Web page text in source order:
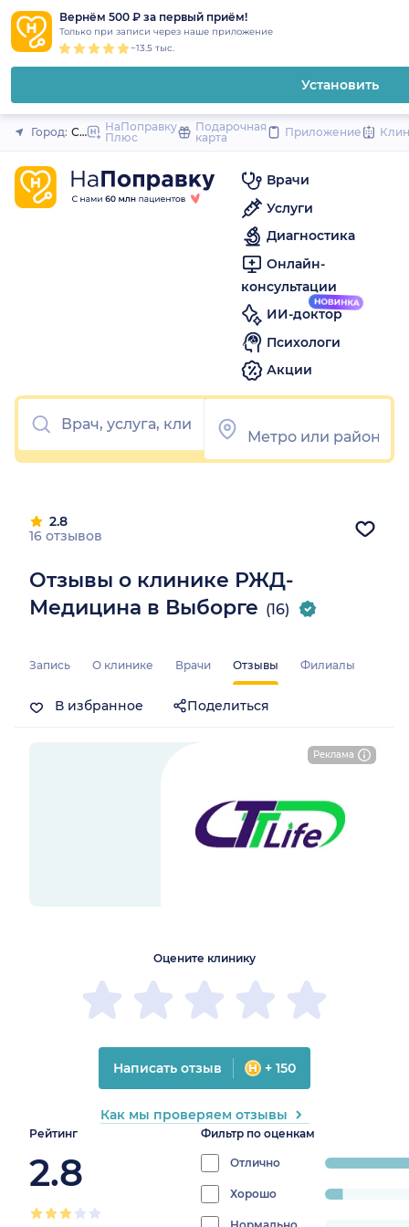
Вернём 500 ₽ за первый приём!
Только при записи через наше приложение
~13.5 тыс.
Установить
Закрыть
Город: Санкт-Петербург
НаПоправку
Плюс
Подарочная
карта
Приложение
Врачи
Услуги
Диагностика
Онлайн-
консультации
ИИ-доктор
Психологи
Акции
Реклама
Отзывы о клинике РЖД-
Медицина в Выборге (16)
2.8
16 отзывов
Запись О клинике Врачи Отзывы Филиалы
В избранное Поделиться
Рейтинг
2.8
Фильтр по оценкам
Отлично
Хорошо
6.25%
Оцените клинику
Написать отзыв + 150
Как мы проверяем отзывы